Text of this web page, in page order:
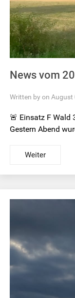
News vom
Written by on August
🚨 Einsatz F Wald
Gestern Abend
Weiter